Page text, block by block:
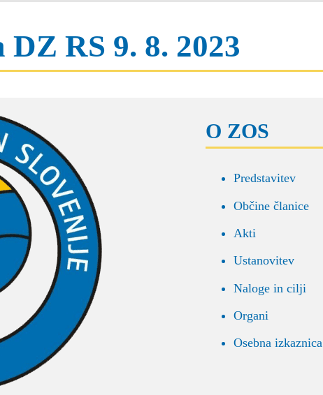
RS 9. 8. 2023
O ZOS
Predstavitev
Občine članice
Akti
Ustanovitev
Naloge in cilji
Organi
Osebna izkaznica